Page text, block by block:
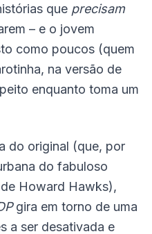
que precisam
– e o jovem
como poucos (quem
na versão de
enquanto toma um
do original (que, por
do fabuloso
Howard Hawks),
gira em torno de uma
a ser desativada e